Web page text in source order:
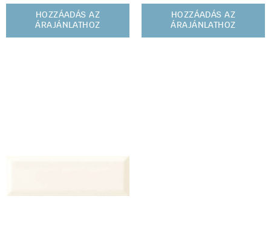
HOZZÁADÁS AZ
ÁRAJÁNLATHOZ
HOZZÁADÁS AZ
ÁRAJÁNLATHOZ